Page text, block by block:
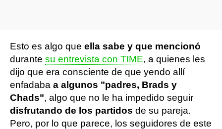
Esto es algo que ella sabe y que mencionó
durante su entrevista con TIME, a quienes les
dijo que era consciente de que yendo allí
enfadaba a algunos "padres, Brads y
Chads", algo que no le ha impedido seguir
disfrutando de los partidos de su pareja.
Pero, por lo que parece, los seguidores de este